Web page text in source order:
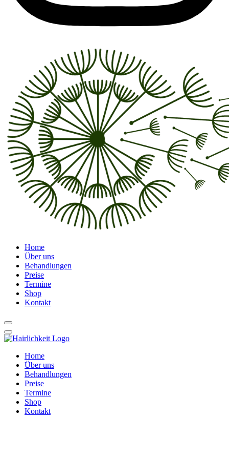
Home
Über uns
Behandlungen
Preise
Termine
Shop
Kontakt
Home
Über uns
Behandlungen
Preise
Termine
Shop
Kontakt